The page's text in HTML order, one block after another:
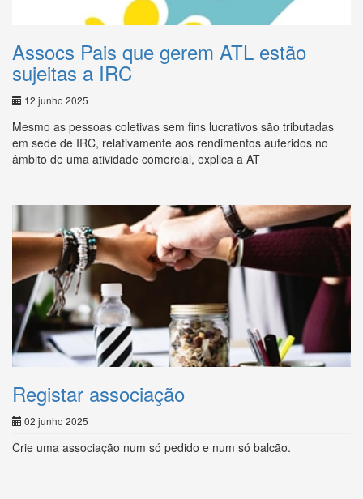
Assocs Pais que gerem ATL estão
sujeitas a IRC
12 junho 2025
Mesmo as pessoas coletivas sem fins lucrativos são tributadas
em sede de IRC, relativamente aos rendimentos auferidos no
âmbito de uma atividade comercial, explica a AT
Registar associação
02 junho 2025
Crie uma associação num só pedido e num só balcão.